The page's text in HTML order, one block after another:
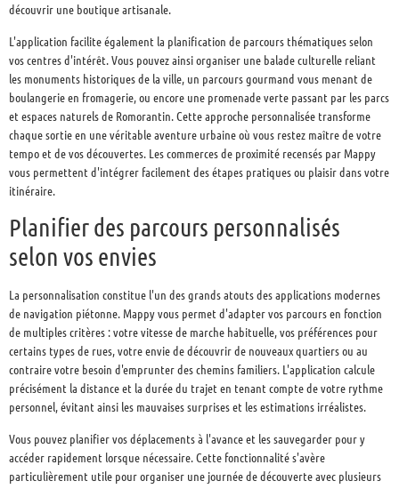
découvrir une boutique artisanale.
L'application facilite également la planification de parcours thématiques selon
vos centres d'intérêt. Vous pouvez ainsi organiser une balade culturelle reliant
les monuments historiques de la ville, un parcours gourmand vous menant de
boulangerie en fromagerie, ou encore une promenade verte passant par les parcs
et espaces naturels de Romorantin. Cette approche personnalisée transforme
chaque sortie en une véritable aventure urbaine où vous restez maître de votre
tempo et de vos découvertes. Les commerces de proximité recensés par Mappy
vous permettent d'intégrer facilement des étapes pratiques ou plaisir dans votre
itinéraire.
Planifier des parcours personnalisés
selon vos envies
La personnalisation constitue l'un des grands atouts des applications modernes
de navigation piétonne. Mappy vous permet d'adapter vos parcours en fonction
de multiples critères : votre vitesse de marche habituelle, vos préférences pour
certains types de rues, votre envie de découvrir de nouveaux quartiers ou au
contraire votre besoin d'emprunter des chemins familiers. L'application calcule
précisément la distance et la durée du trajet en tenant compte de votre rythme
personnel, évitant ainsi les mauvaises surprises et les estimations irréalistes.
Vous pouvez planifier vos déplacements à l'avance et les sauvegarder pour y
accéder rapidement lorsque nécessaire. Cette fonctionnalité s'avère
particulièrement utile pour organiser une journée de découverte avec plusieurs